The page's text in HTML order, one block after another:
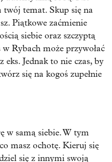
temat. Skup się na
Piątkowe zaćmienie
siebie oraz szczyptą
Rybach może przywołać
eks. Jednak to nie czas, by
się na kogoś zupełnie
w samą siebie. W tym
masz ochotę. Kieruj się
się z innymi swoją